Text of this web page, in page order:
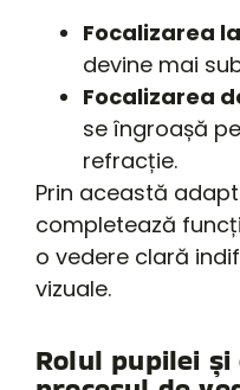
Focalizarea
devine mai
Focalizarea
se îngroașă
refracție.
Prin această
completează
o vedere clară
vizuale.
Rolul pupilei